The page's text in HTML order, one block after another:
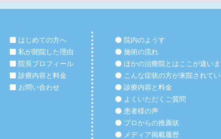
はじめての方へ
私が開院した理由
院長プロフィール
診療内容と料金
お問い合わせ
院内のようす
施術の流れ
ほかの治療院とはここが違い
こんな症状の方が来院されて
診療内容と料金
よくいただくご質問
患者様の声
プロからの推薦状
メディア掲載履歴